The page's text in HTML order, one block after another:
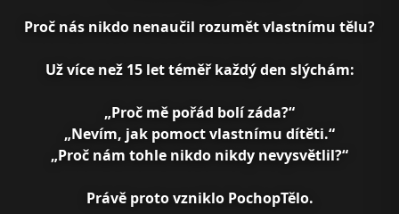
Proč nás nikdo nenaučil rozumět vlastnímu tělu?
Už více než 15 let téměř každý den slýchám:
„Proč mě pořád bolí záda?“
„Nevím, jak pomoct vlastnímu dítěti.“
„Proč nám tohle nikdo nikdy nevysvětlil?“
Právě proto vzniklo PochopTělo.